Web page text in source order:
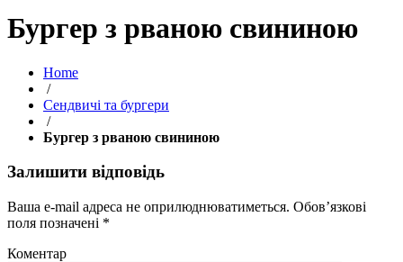
Бургер з рваною свининою
Home
/
Сендвичі та бургери
/
Бургер з рваною свининою
Залишити відповідь
Ваша e-mail адреса не оприлюднюватиметься. Обов’язкові
поля позначені *
Коментар